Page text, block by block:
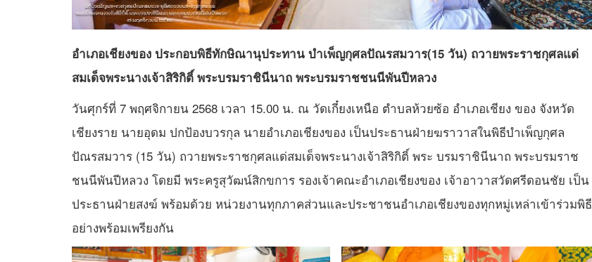
อำเภอเชียงของ ประกอบพิธีทักษิณานุประทาน บำเพ็ญกุศลปัณรสมวาร(15 วัน) ถวายพระราชกุศลแด่
สมเด็จพระนางเจ้าสิริกิติ์ พระบรมราชินีนาถ พระบรมราชชนนีพันปีหลวง
วันศุกร์ที่ 7 พฤศจิกายน 2568 เวลา 15.00 น. ณ วัดเกี๋ยงเหนือ ตำบลห้วยซ้อ อำเภอเชียง ของ จังหวัด
เชียงราย นายอุดม ปกป้องบวรกุล นายอำเภอเชียงของ เป็นประธานฝ่ายฆราวาสในพิธีบำเพ็ญกุศล
ปัณรสมวาร (15 วัน) ถวายพระราชกุศลแด่สมเด็จพระนางเจ้าสิริกิติ์ พระ บรมราชินีนาถ พระบรมราช
ชนนีพันปีหลวง โดยมี พระครูสุวัฒน์สิกขการ รองเจ้าคณะอำเภอเชียงของ เจ้าอาวาสวัดศรีดอนชัย เป็น
ประธานฝ่ายสงฆ์ พร้อมด้วย หน่วยงานทุกภาคส่วนและประชาชนอำเภอเชียงของทุกหมู่เหล่าเข้าร่วมพิธี
อย่างพร้อมเพรียงกัน